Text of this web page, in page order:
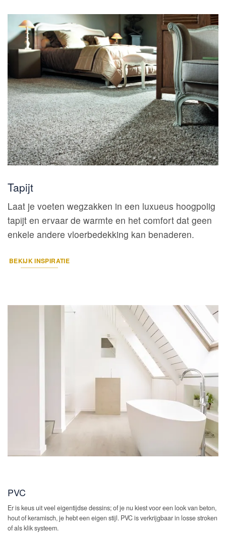
Tapijt
Laat je voeten wegzakken in een luxueus hoogpolig
tapijt en ervaar de warmte en het comfort dat geen
enkele andere vloerbedekking kan benaderen.
BEKIJK INSPIRATIE
PVC
Er is keus uit veel eigentijdse dessins; of je nu kiest voor een look van beton,
hout of keramisch, je hebt een eigen stijl. PVC is verkrijgbaar in losse stroken
of als klik systeem.